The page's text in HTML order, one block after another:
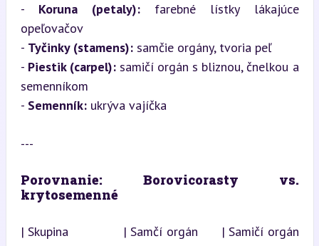
- Koruna (petaly): farebné lístky lákajúce
opeľovačov
- Tyčinky (stamens): samčie orgány, tvoria peľ
- Piestik (carpel): samičí orgán s bliznou, čnelkou a
semenníkom
- Semenník: ukrýva vajíčka
---
Porovnanie: Borovicorasty vs.
krytosemenné
| Skupina              | Samčí orgán      | Samičí orgán